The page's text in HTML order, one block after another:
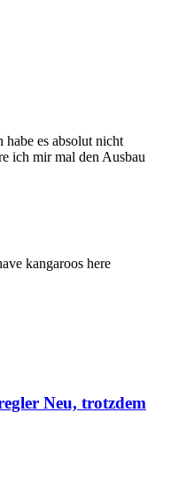
es absolut nicht
ich mir mal den Ausbau
kangaroos here
Neu, trotzdem